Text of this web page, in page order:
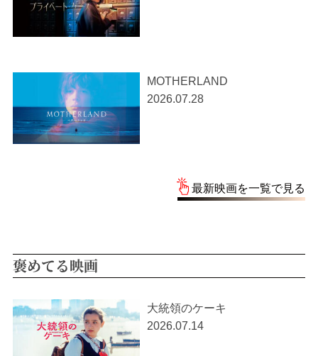
MOTHERLAND
2026.07.28
最新映画を一覧で見る
褒めてる映画
大統領のケーキ
2026.07.14